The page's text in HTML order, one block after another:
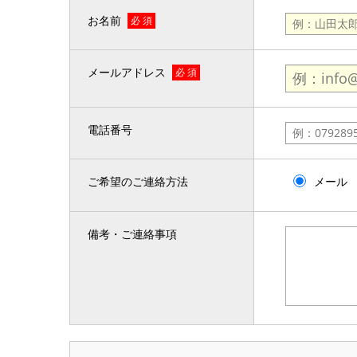
お名前 必 須
メールアドレス 必 須
電話番号
ご希望のご連絡方法 メール
備考・ご連絡事項